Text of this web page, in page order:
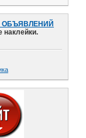
наклейки.